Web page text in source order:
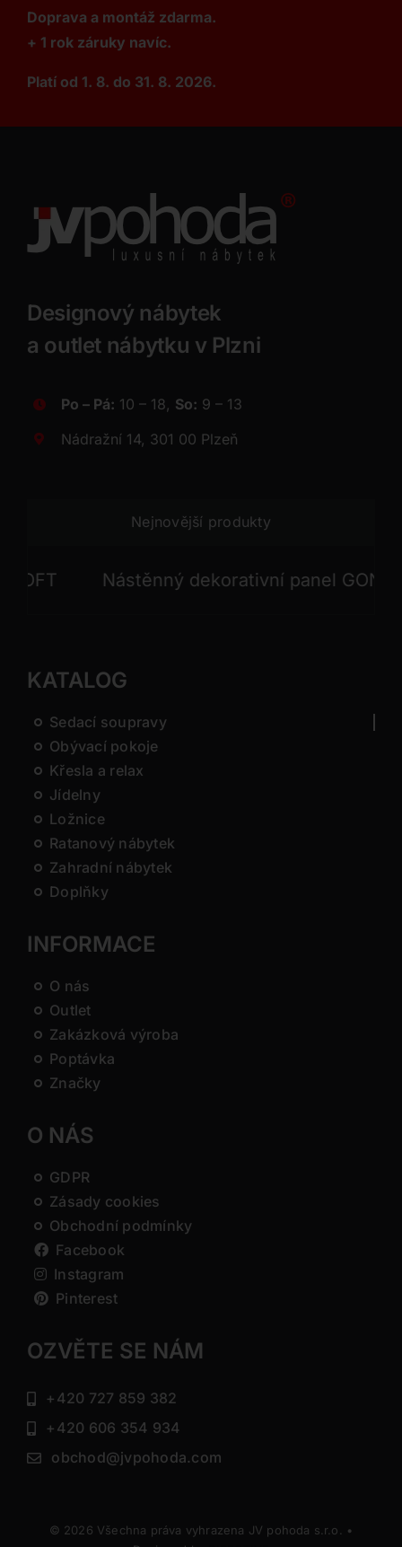
Doprava a montáž zdarma.
+ 1 rok záruky navíc.
Platí od 1. 8. do 31. 8. 2026.
Designový nábytek
a outlet nábytku v Plzni
Po – Pá: 10 – 18, So: 9 – 13
Nádražní 14, 301 00 Plzeň
Nejnovější produkty
Nástěnný dekorativní panel GONG
KATALOG
Sedací soupravy
Obývací pokoje
Křesla a relax
Jídelny
Ložnice
Ratanový nábytek
Zahradní nábytek
Doplňky
INFORMACE
O nás
Outlet
Zakázková výroba
Poptávka
Značky
O NÁS
GDPR
Zásady cookies
Obchodní podmínky
Facebook
Instagram
Pinterest
OZVĚTE SE NÁM
+420 727 859 382
+420 606 354 934
obchod@jvpohoda.com
© 2026 Všechna práva vyhrazena JV pohoda s.r.o. •